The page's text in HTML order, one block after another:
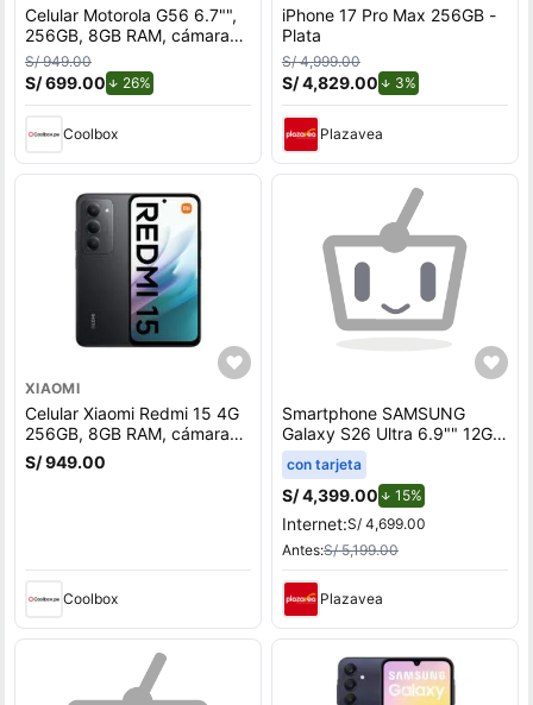
Celular Motorola G56 6.7"",
256GB, 8GB RAM, cámara
trasera 50MP y frontal
32MP, azul marino
S/ 949.00
S/ 699.00 26%
Coolbox
iPhone 17 Pro Max 256GB -
Plata
S/ 4,999.00
S/ 4,829.00 3%de descuento.
Plazavea
XIAOMI
Celular Xiaomi Redmi 15 4G
256GB, 8GB RAM, cámara
trasera 50 MP y frontal 8MP,
6.9"", negro
S/ 949.00
Coolbox
Smartphone SAMSUNG
Galaxy S26 Ultra 6.9"" 12GB
512GB 200MP Black
con tarjeta
S/ 4,399.00 15%de descuento.
Internet:S/ 4,699.00
Antes:S/ 5,199.00
Plazavea